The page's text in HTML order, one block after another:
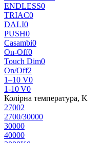
ENDLESS0
TRIAC0
DALI0
PUSH0
Casambi0
On-Off0
Touch Dim0
On/Off2
1–10 V0
1‑10 V0
Колірна температура, K
27002
2700/30000
30000
40000